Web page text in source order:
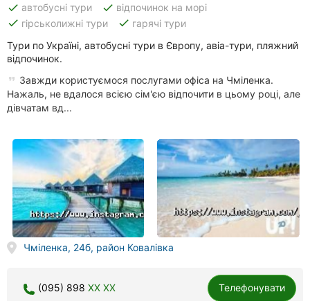
done автобусні тури done відпочинок на морі
done гірськолижні тури done гарячі тури
Тури по Україні, автобусні тури в Європу, авіа-тури, пляжний
відпочинок.
Завжди користуємося послугами офіса на Чміленка.
Нажаль, не вдалося всією сім'єю відпочити в цьому році, але
дівчатам вд...
Чміленка, 24б, район Ковалівка
(095) 898 XX XX Телефонувати